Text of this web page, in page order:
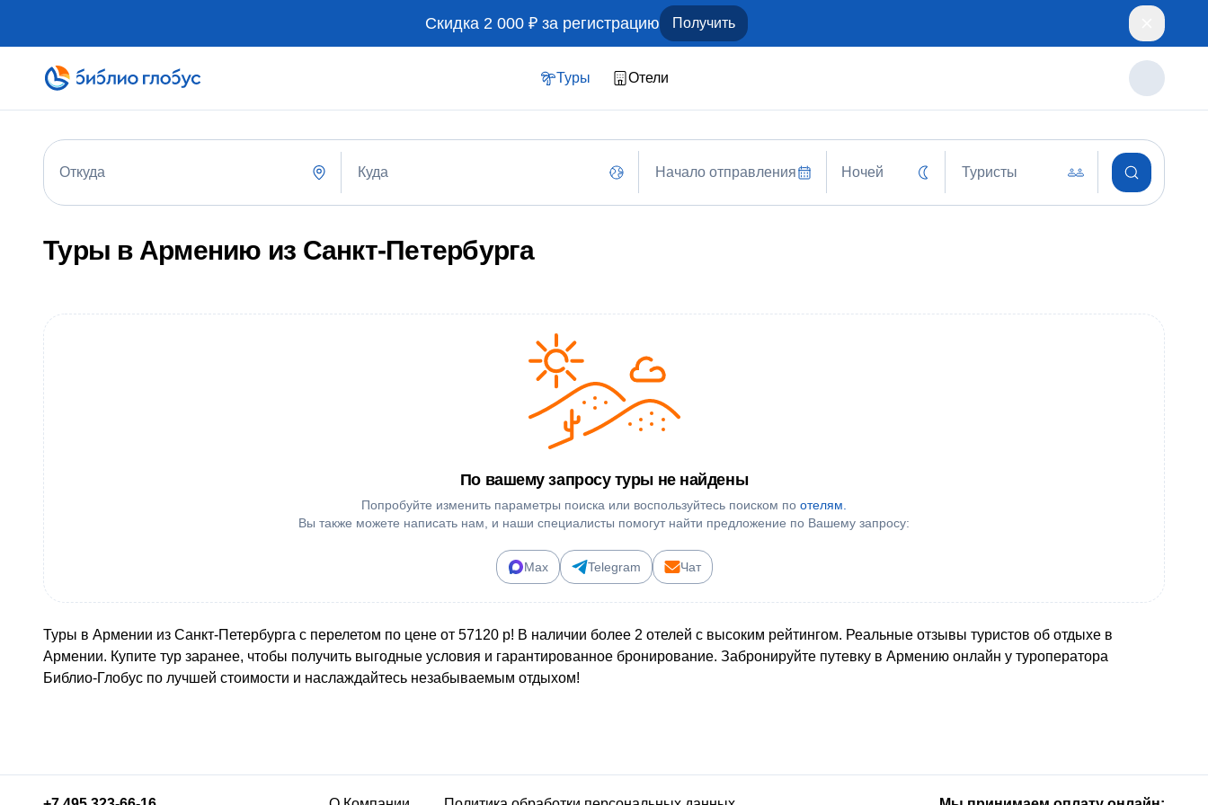
Скидка 2 000 ₽ за регистрацию Получить
Туры Отели
Откуда Куда Начало отправления Ночей Туристы
Туры в Армению из Санкт-Петербурга
По вашему запросу туры не найдены
Попробуйте изменить параметры поиска или воспользуйтесь поиском по отелям.
Вы также можете написать нам, и наши специалисты помогут найти предложение по Вашему запросу:
Max Telegram Чат
Туры в Армении из Санкт-Петербурга с перелетом по цене от 57120 р! В наличии более 2 отелей с высоким рейтингом. Реальные отзывы туристов об отдыхе в
Армении. Купите тур заранее, чтобы получить выгодные условия и гарантированное бронирование. Забронируйте путевку в Армению онлайн у туроператора
Библио-Глобус по лучшей стоимости и наслаждайтесь незабываемым отдыхом!